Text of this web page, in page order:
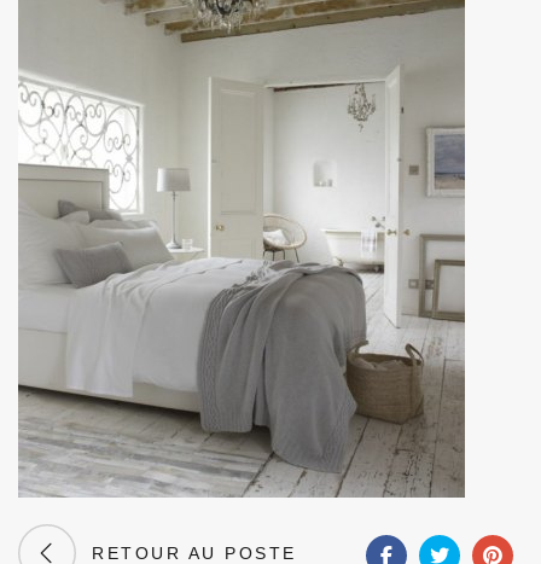
RETOUR AU POSTE